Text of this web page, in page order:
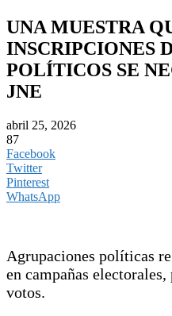
UNA MUESTRA
INSCRIPCIONES
POLÍTICOS SE
JNE
abril 25, 2026
87
Facebook
Twitter
Pinterest
WhatsApp
Agrupaciones políticas
en campañas
votos.